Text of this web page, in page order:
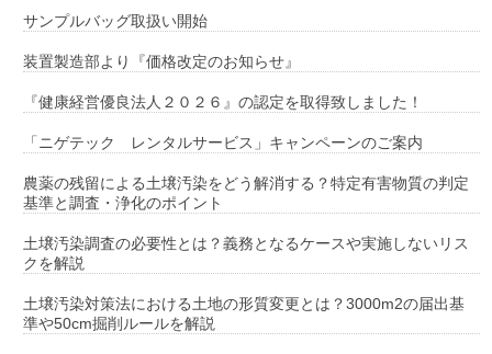
サンプルバッグ取扱い開始
装置製造部より『価格改定のお知らせ』
『健康経営優良法人２０２６』の認定を取得致しました！
「ニゲテック レンタルサービス」キャンペーンのご案内
農薬の残留による土壌汚染をどう解消する？特定有害物質の判定
基準と調査・浄化のポイント
土壌汚染調査の必要性とは？義務となるケースや実施しないリス
クを解説
土壌汚染対策法における土地の形質変更とは？3000m2の届出基
準や50cm掘削ルールを解説